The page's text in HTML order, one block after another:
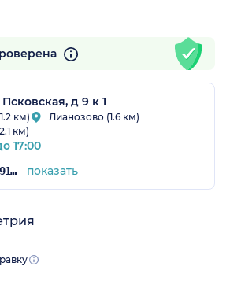
д 9 к 1
км)
Лианозово (1.6 км)
км)
17:00
+7 (495) 182-91-95 показать